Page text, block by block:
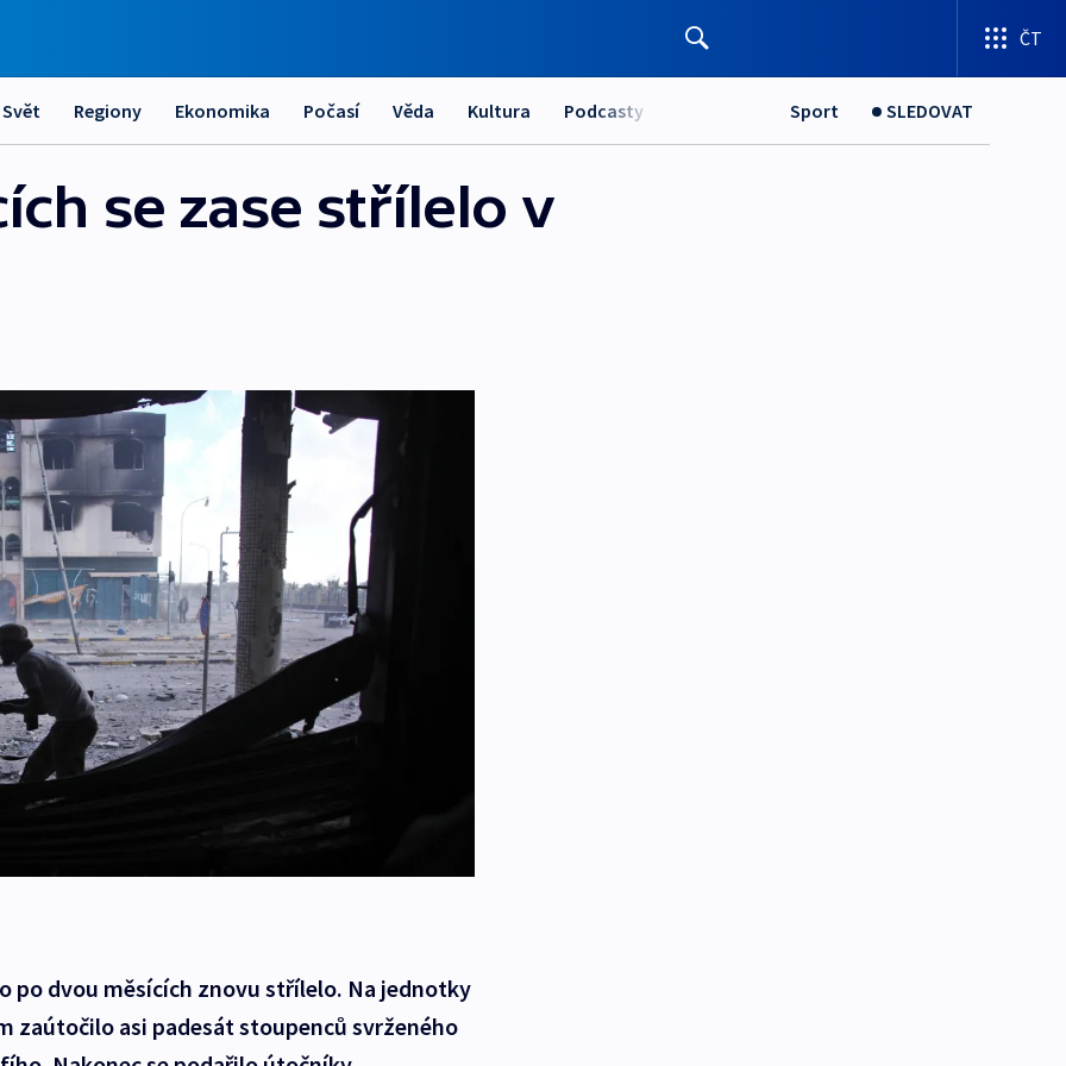
ČT
Svět Regiony Ekonomika Počasí Věda Kultura Podcasty Sport SLEDOVAT
se zase střílelo v
po dvou měsících znovu střílelo. Na jednotky
zaútočilo asi padesát stoupenců svrženého